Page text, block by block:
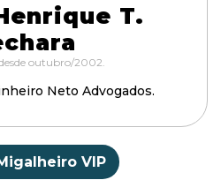
T.
outubro/2002.
Neto Advogados.
VIP